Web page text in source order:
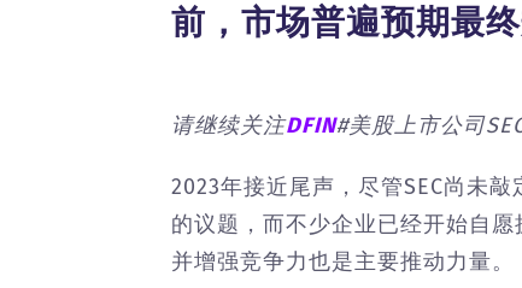
前，市场普遍预期最
请继续关注DFIN#美股上市公司
2023年接近尾声，尽管SEC尚未
的议题，而不少企业已经开始自
并增强竞争力也是主要推动力量。